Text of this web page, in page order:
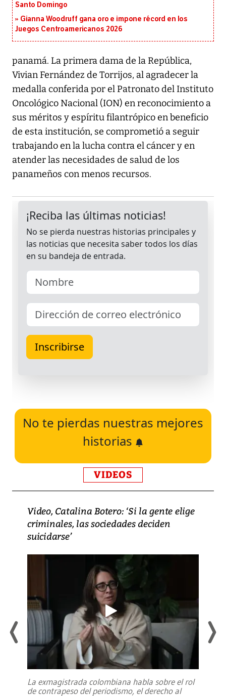
Santo Domingo
Gianna Woodruff gana oro e impone récord en los
Juegos Centroamericanos 2026
panamá. La primera dama de la República,
Vivian Fernández de Torrijos, al agradecer la
medalla conferida por el Patronato del Instituto
Oncológico Nacional (ION) en reconocimiento a
sus méritos y espíritu filantrópico en beneficio
de esta institución, se comprometió a seguir
trabajando en la lucha contra el cáncer y en
atender las necesidades de salud de los
panameños con menos recursos.
No te pierdas nuestras mejores
historias
VIDEOS
Video, Catalina Botero: ‘Si la gente elige
criminales, las sociedades deciden
suicidarse’
La exmagistrada colombiana habla sobre el rol
de contrapeso del periodismo, el derecho al